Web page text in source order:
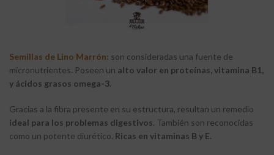
Semillas de Lino Marrón: son consideradas una fuente de
micronutrientes. Poseen un alto valor en proteínas, vitamina B1,
y ácidos grasos omega-3.
Gracias a la fibra presente en su estructura, resultan un remedio
ideal para los problemas digestivos. También son reconocidas
como un potente diurético. Ricas en vitaminas B y E.